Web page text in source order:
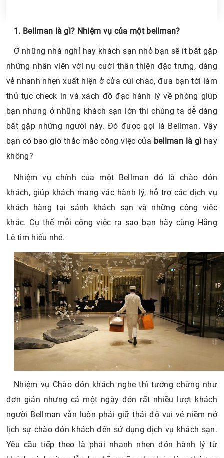
1. Bellman là gì? Nhiệm vụ của một bellman?
Ở những nhà nghỉ hay khách sạn nhỏ bạn sẽ ít bắt gặp
những nhân viên với nụ cười thân thiện đặc trưng, dáng
vẻ nhanh nhẹn xuất hiện ở cửa cúi chào, đưa bạn tới làm
thủ tục check in và xách đồ đạc hành lý về phòng giúp
bạn nhưng ở những khách sạn lớn thì chúng ta dễ dàng
bắt gặp những người này. Đó được gọi là Bellman. Vậy
bạn có bao giờ thắc mắc công việc của bellman là gì hay
không?
Nhiệm vụ chính của một Bellman đó là chào đón
khách, giúp khách mang vác hành lý, hỗ trợ các dịch vụ
khách hàng tại sảnh khách sạn và những công việc
khác. Cụ thể mỗi công việc ra sao bạn hãy cùng Hằng
Lê tìm hiểu nhé.
Nhiệm vụ Chào đón khách nghe thì tưởng chừng như
đơn giản nhưng cả một ngày đón rất nhiều lượt khách
người Bellman vẫn luôn phải giữ thái độ vui vẻ niềm nở
lịch sự chào đón khách đến sử dụng dịch vụ khách sạn.
Yêu cầu tiếp theo là phải nhanh nhẹn đón hành lý từ